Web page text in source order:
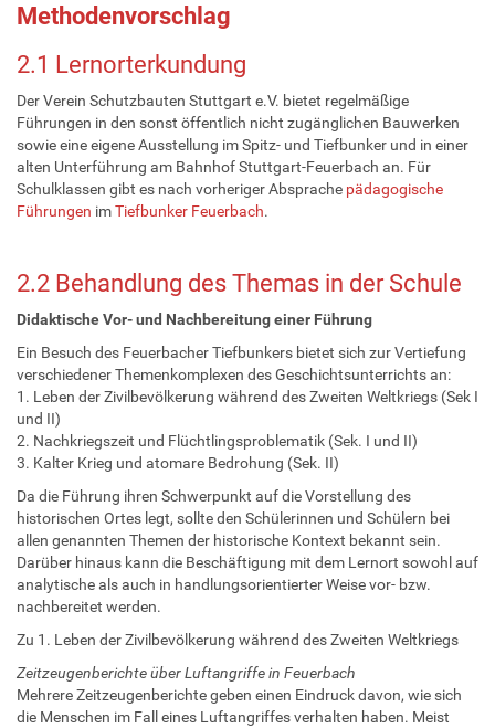
Methodenvorschlag
2.1 Lernorterkundung
Der Verein Schutzbauten Stuttgart e.V. bietet regelmäßige
Führungen in den sonst öffentlich nicht zugänglichen Bauwerken
sowie eine eigene Ausstellung im Spitz- und Tiefbunker und in einer
alten Unterführung am Bahnhof Stuttgart-Feuerbach an. Für
Schulklassen gibt es nach vorheriger Absprache pädagogische
Führungen imTiefbunker Feuerbach.
2.2 Behandlung des Themas in der Schule
Didaktische Vor- und Nachbereitung einer Führung
Ein Besuch des Feuerbacher Tiefbunkers bietet sich zur Vertiefung
verschiedener Themenkomplexen des Geschichtsunterrichts an:
1. Leben der Zivilbevölkerung während des Zweiten Weltkriegs (Sek I
und II)
2. Nachkriegszeit und Flüchtlingsproblematik (Sek. I und II)
3. Kalter Krieg und atomare Bedrohung (Sek. II)
Da die Führung ihren Schwerpunkt auf die Vorstellung des
historischen Ortes legt, sollte den Schülerinnen und Schülern bei
allen genannten Themen der historische Kontext bekannt sein.
Darüber hinaus kann die Beschäftigung mit dem Lernort sowohl auf
analytische als auch in handlungsorientierter Weise vor- bzw.
nachbereitet werden.
Zu 1. Leben der Zivilbevölkerung während des Zweiten Weltkriegs
Zeitzeugenberichte über Luftangriffe in Feuerbach
Mehrere Zeitzeugenberichte geben einen Eindruck davon, wie sich
die Menschen im Fall eines Luftangriffes verhalten haben. Meist